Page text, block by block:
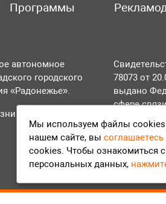
Программы
автономное
городского
«Радонежье».
О.А.
78073 от
выдано
сфере
массовых
Положение
Согласие
Мы используем файлы cookies
нашем сайте, вы соглашаетесь
cookies. Чтобы ознакомиться
персональных данных,